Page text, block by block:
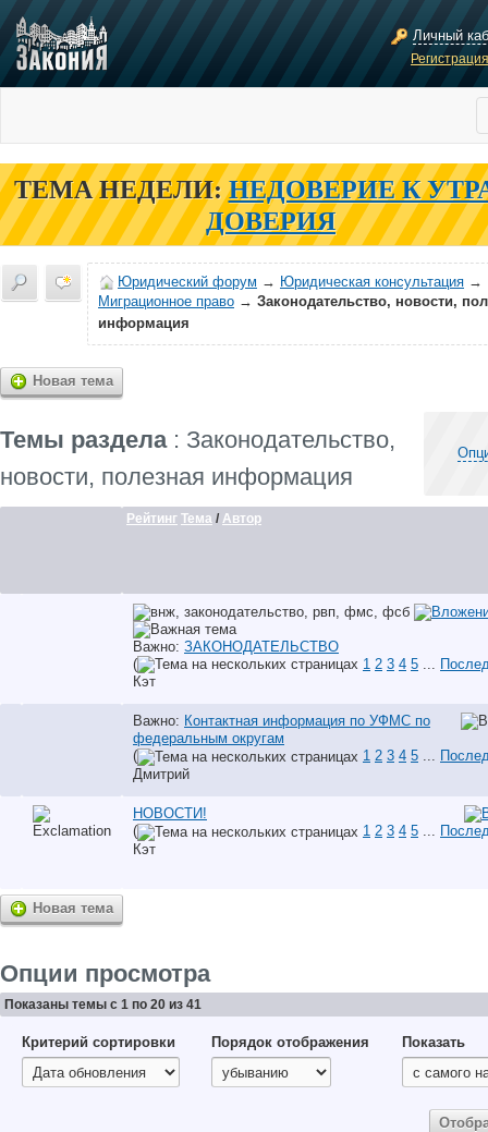
Личный
ТЕМА НЕДЕЛИ: НЕДОВЕРИЕ К
ДОВЕРИЯ
Юридический форум → Юридическая консультация →
Миграционное право → Законодательство, новости,
информация
Новая тема
Темы раздела: Законодательство,
новости, полезная информация
Рейтинг Тема / Автор
Важно: ЗАКОНОДАТЕЛЬСТВО
(
1 2 3 4 5
Кэт
Важно: Контактная информация по УФМС по
федеральным округам
(
1 2 3 4 5 ...
Дмитрий
НОВОСТИ!
(
1 2 3 4 5 ...
Кэт
Новая тема
Опции просмотра
Показаны темы с 1 по 20 из 41
Критерий сортировки Порядок отображения Показать